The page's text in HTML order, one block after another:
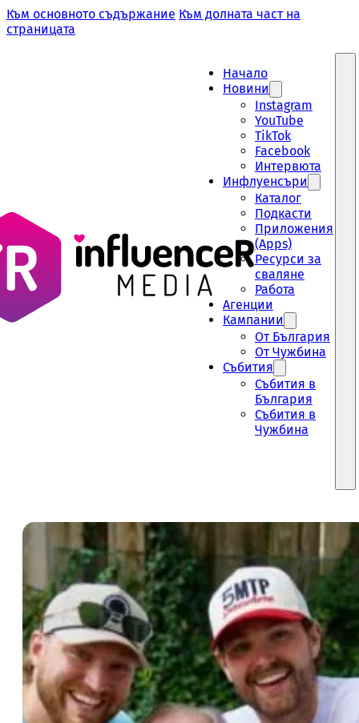
Към основното съдържание Към долната част на
страницата
Начало
Новини
Instagram
YouTube
TikTok
Facebook
Интервюта
Инфлуенсъри
Каталог
Подкасти
Приложения
(Apps)
Ресурси за
сваляне
Работа
Aгенции
Кампании
От България
От Чужбина
Събития
Събития в
България
Събития в
Чужбина